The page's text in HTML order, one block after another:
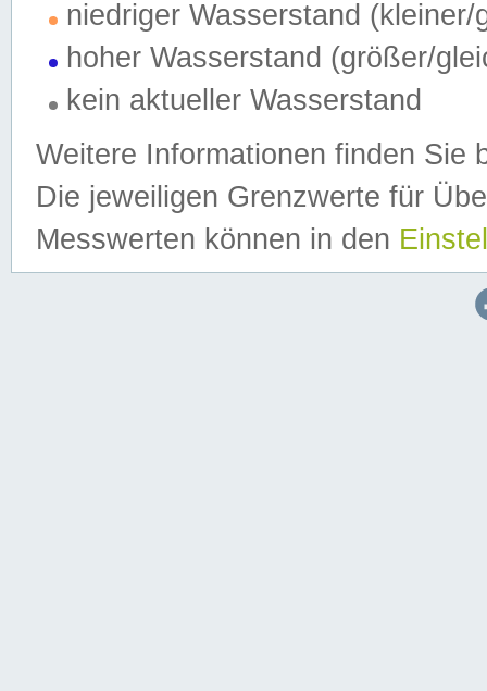
niedriger Wasserstand (kleiner/
hoher Wasserstand (größer/
kein aktueller Wasserstand
Weitere Informationen finden Sie
Die jeweiligen Grenzwerte für
Messwerten können in den